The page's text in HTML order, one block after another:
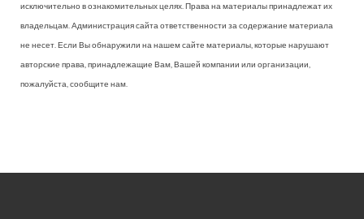
исключительно в ознакомительных целях. Права на материалы принадлежат их
владельцам. Администрация сайта ответственности за содержание материала
не несет. Если Вы обнаружили на нашем сайте материалы, которые нарушают
авторские права, принадлежащие Вам, Вашей компании или организации,
пожалуйста, сообщите нам.